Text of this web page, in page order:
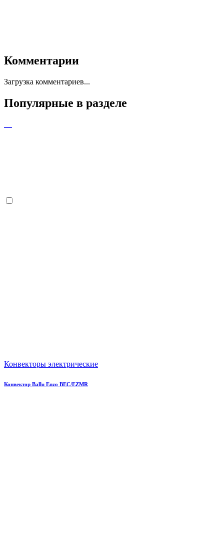
Комментарии
Загрузка комментариев...
Популярные в разделе
Конвекторы электрические
Конвектор Ballu Enzo BEC/EZMR